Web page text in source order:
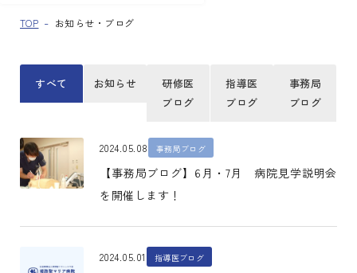
TOP お知らせ・ブログ
すべて お知らせ
研修医
ブログ
指導医
ブログ
事務局
ブログ
2024.05.08 事務局ブログ
【事務局ブログ】6月・7月 病院見学説明会
を開催します！
2024.05.01 指導医ブログ